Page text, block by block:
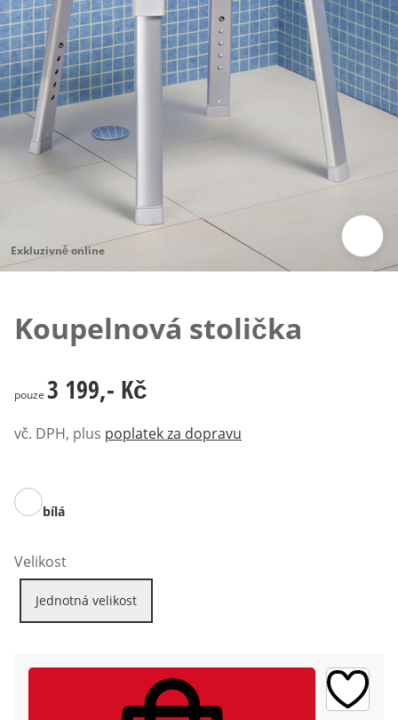
Exkluzivně online
Koupelnová stolička
3 199,- Kč
pouze 3 199,- Kč
vč. DPH, plus poplatek za dopravu
bílá
Velikost
Jednotná velikost